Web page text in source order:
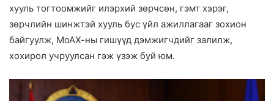
l
хууль тогтоомжийг илэрхий зөрчсөн, гэмт хэрэг,
зөрчлийн шинжтэй хууль бус үйл ажиллагааг зохион
байгуулж, МоАХ-ны гишүүд дэмжигчдийг залилж,
хохирол учруулсан гэж үзэж буй юм.